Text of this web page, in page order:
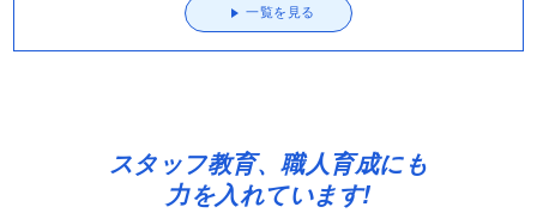
一覧を見る
スタッフ教育、職人育成にも
力を入れています!